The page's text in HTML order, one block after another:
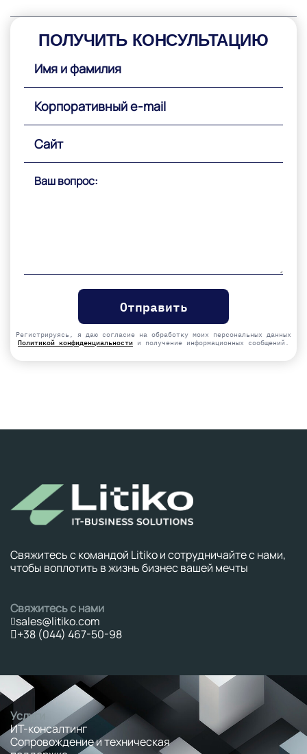
ПОЛУЧИТЬ КОНСУЛЬТАЦИЮ
empty.
Регистрируясь, я даю согласие на обработку моих персональных данных
Политикой конфиденциальности и получение информационных сообщений.
Свяжитесь с командой Litiko и сотрудничайте с нами,
чтобы воплотить в жизнь бизнес вашей мечты
Свяжитесь с нами
sales@litiko.com
+38 (044) 467-50-98
Услуги
ИТ-консалтинг
Сопровождение и техническая